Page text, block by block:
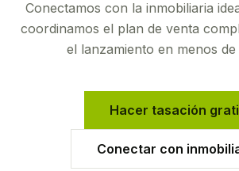
Conectamos con la inmobiliaria
coordinamos el plan de venta
el lanzamiento en menos
Hacer tasación
Conectar con